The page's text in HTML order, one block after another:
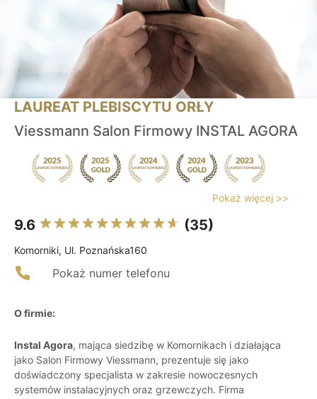
LAUREAT PLEBISCYTU ORŁY
Viessmann Salon Firmowy INSTAL AGORA
Pokaż więcej >>
9.6 (35)
Komorniki, Ul. Poznańska160
Pokaż numer telefonu
O firmie:
Instal Agora, mająca siedzibę w Komornikach i działająca
jako Salon Firmowy Viessmann, prezentuje się jako
doświadczony specjalista w zakresie nowoczesnych
systemów instalacyjnych oraz grzewczych. Firma